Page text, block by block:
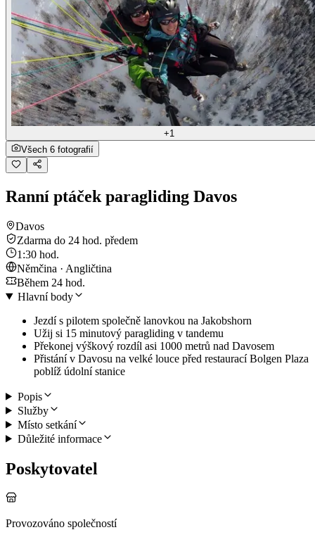
+1
Všech 6 fotografií
Ranní ptáček paragliding Davos
Davos
Zdarma do 24 hod. předem
1:30 hod.
Němčina · Angličtina
Během 24 hod.
Hlavní body
Jezdí s pilotem společně lanovkou na Jakobshorn
Užij si 15 minutový paragliding v tandemu
Překonej výškový rozdíl asi 1000 metrů nad Davosem
Přistání v Davosu na velké louce před restaurací Bolgen Plaza
poblíž údolní stanice
Popis
Služby
Místo setkání
Důležité informace
Poskytovatel
Provozováno společností